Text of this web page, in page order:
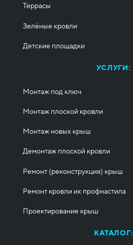
Террасы
Зелёные кровли
Детские площадки
УСЛУГИ:
Монтаж под ключ
Монтаж плоской кровли
Монтаж новых крыш
Демонтаж плоской кровли
Ремонт (реконструкция) крыш
Ремонт кровли их профнастила
Проектирование крыш
КАТАЛОГ: